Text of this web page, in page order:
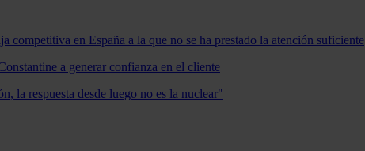
competitiva en España a la que no se ha prestado la atención suficiente
a generar confianza en el cliente
la respuesta desde luego no es la nuclear"